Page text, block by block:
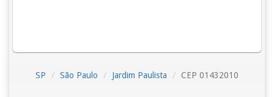
SP São Paulo Jardim Paulista CEP 01432010